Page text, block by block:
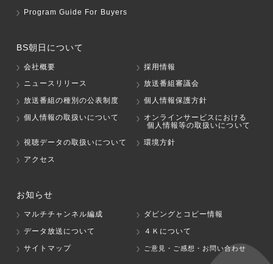
Program Guide For Buyers
BS朝日について
会社概要
採用情報
ニュースリリース
放送番組審議会
放送番組の種別の公表制度
個人情報保護方針
個人情報の取扱いについて
オンラインサービスにおける
個人情報等の取扱いについて
視聴データの取扱いについて
環境方針
アクセス
お知らせ
マルチチャンネル編成
ダビングとコピー情報
データ放送について
４Ｋについて
サイトマップ
ご意見・ご感想・お問い合わせ